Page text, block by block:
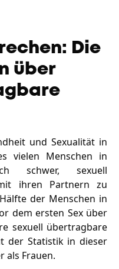
Die
über
und Sexualität in
vielen Menschen in
schwer, sexuell
ihren Partnern zu
der Menschen in
dem ersten Sex über
sexuell übertragbare
der Statistik in dieser
als Frauen.